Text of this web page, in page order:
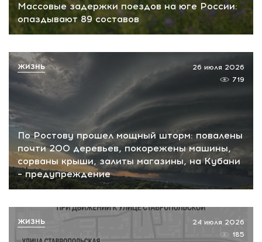
Массовые задержки поездов на юге России:
опаздывают 89 составов
По Ростову прошел мощный шторм: повалены
почти 200 деревьев, покорежены машины,
сорваны крыши, залиты магазины, на Кубани
– предупреждение
26 июля 2026
719
ЖИЗНЬ
24 июля 2026
185
ЖИЗНЬ